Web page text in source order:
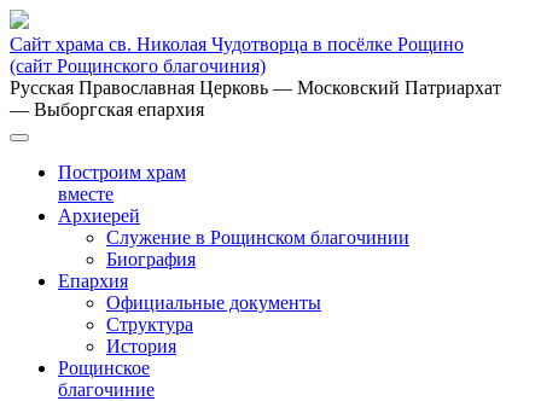
Сайт храма св. Николая Чудотворца в посёлке Рощино
(сайт Рощинского благочиния)
Русская Православная Церковь — Московский Патриархат
— Выборгская епархия
Построим храм
вместе
Архиерей
Служение в Рощинском благочинии
Биография
Епархия
Официальные документы
Структура
История
Рощинское
благочиние